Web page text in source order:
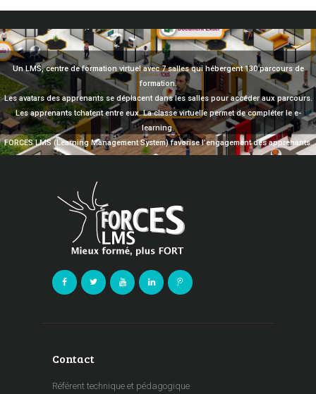
Un LMS, centre de formation virtuel avec 7 salles qui hébergent 130 parcours de
formation.
Les avatars des apprenants se déplacent dans les salles pour accéder aux parcours.
Les apprenants tchatent entre eux. La classe virtuelle permet de compléter le e-
learning.
FORCES LMS (Learning Management System) favorise l’engagement des apprenants.
Contact
Référent technique et pédagogique